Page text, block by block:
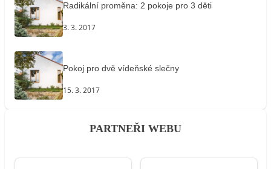
Radikální proměna: 2 pokoje pro 3 děti
3. 3. 2017
Pokoj pro dvě vídeňské slečny
15. 3. 2017
PARTNEŘI WEBU